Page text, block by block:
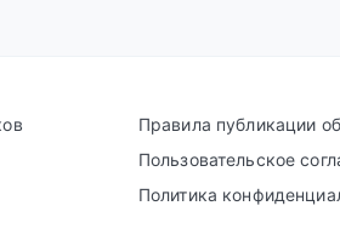
Правила публикации
Пользовательское
Политика